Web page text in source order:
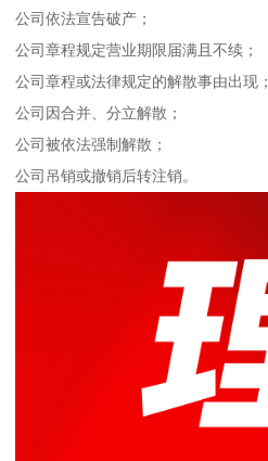
公司依法宣告破产；
公司章程规定营业期限届满且不续；
公司章程或法律规定的解散事由出现；
公司因合并、分立解散；
公司被依法强制解散；
公司吊销或撤销后转注销。